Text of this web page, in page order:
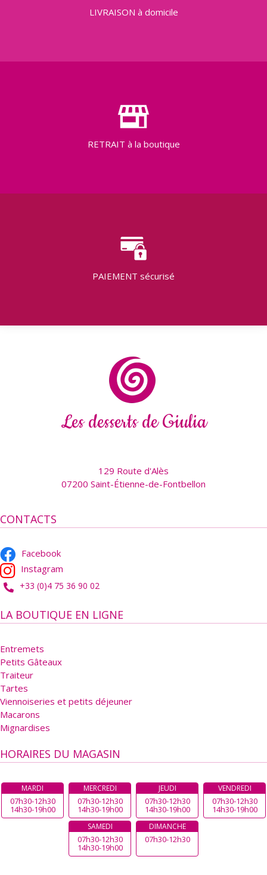
LIVRAISON à domicile
RETRAIT à la boutique
PAIEMENT sécurisé
Les desserts de Giulia
129 Route d'Alès
07200 Saint-Étienne-de-Fontbellon
CONTACTS
Facebook
Instagram
+33 (0)4 75 36 90 02
LA BOUTIQUE EN LIGNE
Entremets
Petits Gâteaux
Traiteur
Tartes
Viennoiseries et petits déjeuner
Macarons
Mignardises
HORAIRES DU MAGASIN
MARDI
07h30-12h30
14h30-19h00
MERCREDI
07h30-12h30
14h30-19h00
JEUDI
07h30-12h30
14h30-19h00
VENDREDI
07h30-12h30
14h30-19h00
SAMEDI
07h30-12h30
14h30-19h00
DIMANCHE
07h30-12h30